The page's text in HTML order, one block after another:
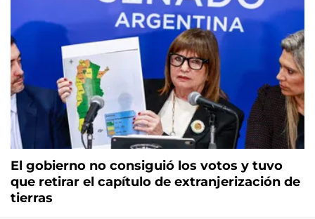
El gobierno no consiguió los votos y tuvo
que retirar el capítulo de extranjerización de
tierras